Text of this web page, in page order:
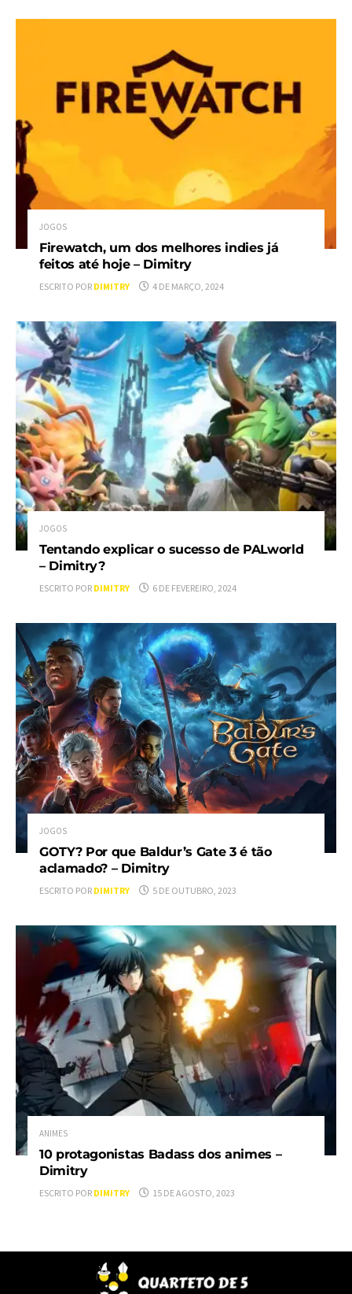
JOGOS
Firewatch, um dos melhores indies já
feitos até hoje – Dimitry
ESCRITO POR DIMITRY 4 DE MARÇO, 2024
JOGOS
Tentando explicar o sucesso de PALworld
– Dimitry?
ESCRITO POR DIMITRY 6 DE FEVEREIRO, 2024
JOGOS
GOTY? Por que Baldur’s Gate 3 é tão
aclamado? – Dimitry
ESCRITO POR DIMITRY 5 DE OUTUBRO, 2023
ANIMES
10 protagonistas Badass dos animes –
Dimitry
ESCRITO POR DIMITRY 15 DE AGOSTO, 2023